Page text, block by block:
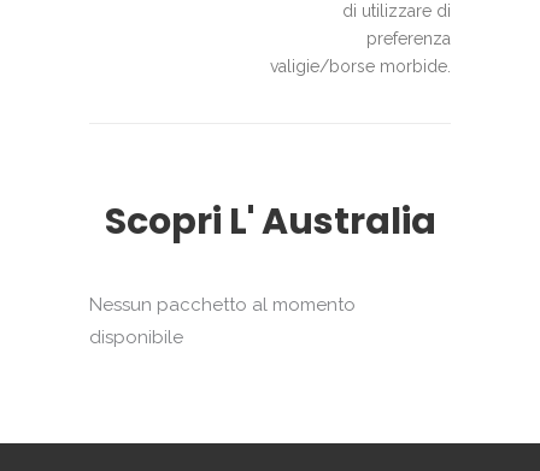
di utilizzare di
preferenza
valigie/borse morbide.
Scopri L' Australia
Nessun pacchetto al momento
disponibile